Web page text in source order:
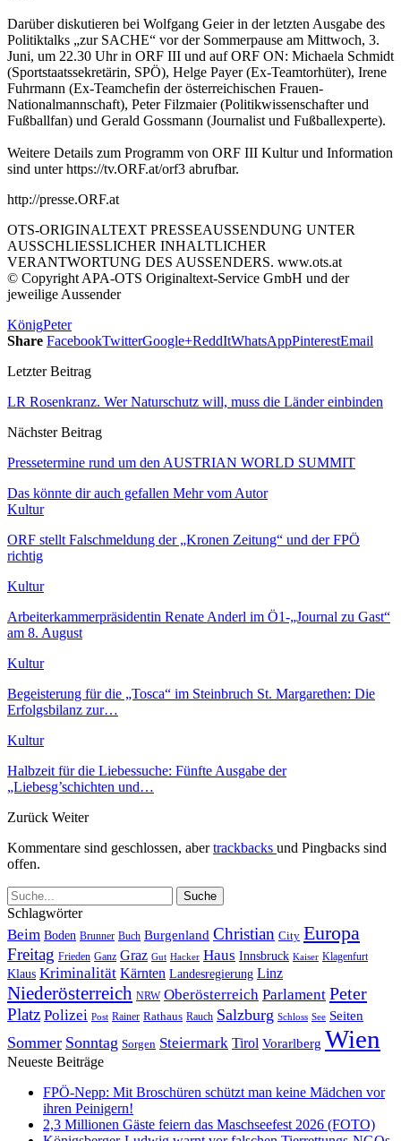
Darüber diskutieren bei Wolfgang Geier in der letzten Ausgabe des
Politiktalks „zur SACHE“ vor der Sommerpause am Mittwoch, 3.
Juni, um 22.30 Uhr in ORF III und auf ORF ON: Michaela Schmidt
(Sportstaatssekretärin, SPÖ), Helge Payer (Ex-Teamtorhüter), Irene
Fuhrmann (Ex-Teamchefin der österreichischen Frauen-
Nationalmannschaft), Peter Filzmaier (Politikwissenschafter und
Fußballfan) und Gerald Gossmann (Journalist und Fußballexperte).
Weitere Details zum Programm von ORF III Kultur und Information
sind unter https://tv.ORF.at/orf3 abrufbar.
http://presse.ORF.at
OTS-ORIGINALTEXT PRESSEAUSSENDUNG UNTER
AUSSCHLIESSLICHER INHALTLICHER
VERANTWORTUNG DES AUSSENDERS. www.ots.at
© Copyright APA-OTS Originaltext-Service GmbH und der
jeweilige Aussender
KönigPeter
Share FacebookTwitterGoogle+ReddItWhatsAppPinterestEmail
Letzter Beitrag
LR Rosenkranz. Wer Naturschutz will, muss die Länder einbinden
Nächster Beitrag
Pressetermine rund um den AUSTRIAN WORLD SUMMIT
Das könnte dir auch gefallen Mehr vom Autor
Kultur
ORF stellt Falschmeldung der „Kronen Zeitung“ und der FPÖ
richtig
Kultur
Arbeiterkammerpräsidentin Renate Anderl im Ö1-„Journal zu Gast“
am 8. August
Kultur
Begeisterung für die „Tosca“ im Steinbruch St. Margarethen: Die
Erfolgsbilanz zur…
Kultur
Halbzeit für die Liebessuche: Fünfte Ausgabe der
„Liebesg’schichten und…
Zurück Weiter
Kommentare sind geschlossen, abertrackbacks und Pingbacks sind
offen.
Schlagwörter
Beim Boden Brunner Buch Burgenland Christian City Europa
Freitag Frieden Ganz Graz Gut Hacker Haus Innsbruck Kaiser Klagenfurt
Klaus Kriminalität Kärnten Landesregierung Linz
Niederösterreich NRW Oberösterreich Parlament Peter
Platz Polizei Post Rainer Rathaus Rauch Salzburg Schloss See Seiten
Sommer Sonntag Sorgen Steiermark Tirol Vorarlberg Wien
Neueste Beiträge
FPÖ-Nepp: Mit Broschüren schützt man keine Mädchen vor
ihren Peinigern!
2,3 Millionen Gäste feiern das Maschseefest 2026 (FOTO)